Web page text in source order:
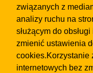
związanych z
analizy ruchu na
służącym do
zmienić ustawienia
cookies.Korzystanie
internetowych bez